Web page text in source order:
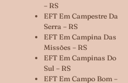
– RS
EFT Em Campestre Da
Serra – RS
EFT Em Campina Das
Missões – RS
EFT Em Campinas Do
Sul – RS
EFT Em Campo Bom –